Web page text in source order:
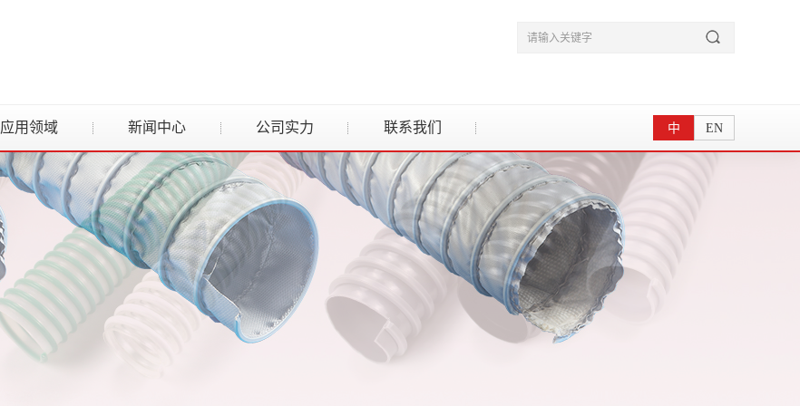
中 EN
应用领域 新闻中心 公司实力 联系我们